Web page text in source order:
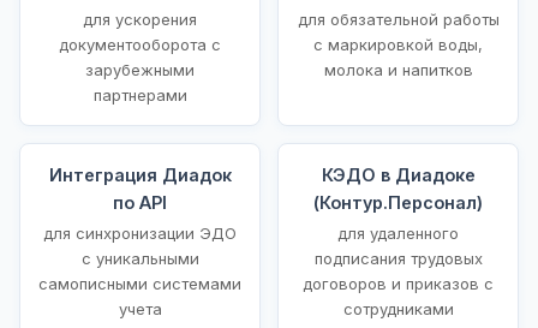
для ускорения
документооборота с
зарубежными
партнерами
для обязательной работы
с маркировкой воды,
молока и напитков
Интеграция Диадок
по API
для синхронизации ЭДО
с уникальными
самописными системами
учета
КЭДО в Диадоке
(Контур.Персонал)
для удаленного
подписания трудовых
договоров и приказов с
сотрудниками